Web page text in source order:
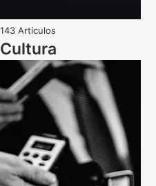
143 Artículos
Cultura